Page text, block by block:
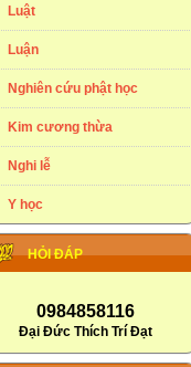
Luật
Luận
Nghiên cứu phật học
Kim cương thừa
Nghi lễ
Y học
HỎI ĐÁP
0984858116
Đại Đức Thích Trí Đạt